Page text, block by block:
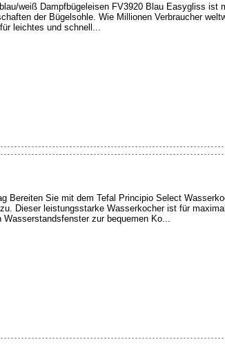
weiß Dampfbügeleisen FV3920 Blau Easygliss ist
der Bügelsohle. Wie Millionen Verbraucher
leichtes und schnell...
Bereiten Sie mit dem Tefal Principio Select
Dieser leistungsstarke Wasserkocher ist für
zur bequemen Ko...